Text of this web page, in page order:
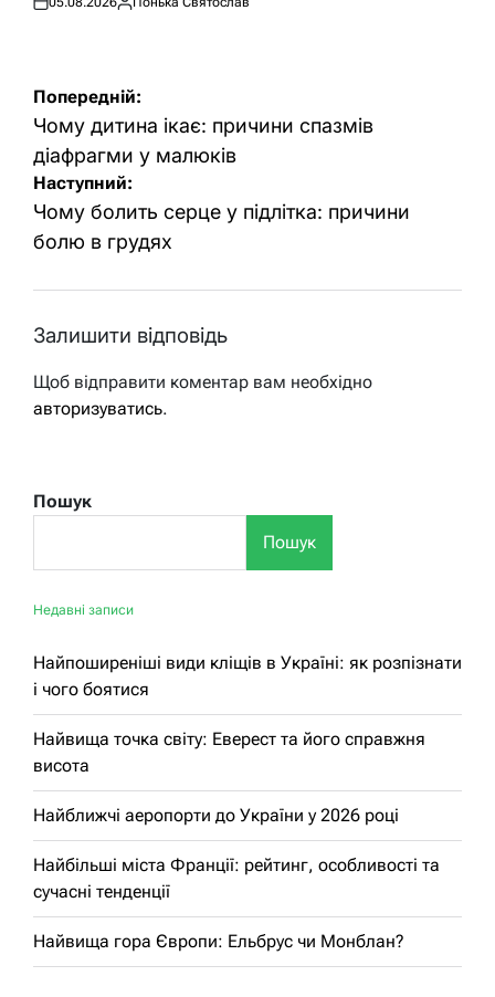
ОприлюдненоОпубліковано
Навігація
записів
Попередній:
Чому дитина ікає: причини спазмів
діафрагми у малюків
Наступний:
Чому болить серце у підлітка: причини
болю в грудях
Залишити відповідь
Щоб відправити коментар вам необхідно
авторизуватись.
Пошук
Пошук
Недавні записи
Найпоширеніші види кліщів в Україні: як розпізнати
і чого боятися
Найвища точка світу: Еверест та його справжня
висота
Найближчі аеропорти до України у 2026 році
Найбільші міста Франції: рейтинг, особливості та
сучасні тенденції
Найвища гора Європи: Ельбрус чи Монблан?